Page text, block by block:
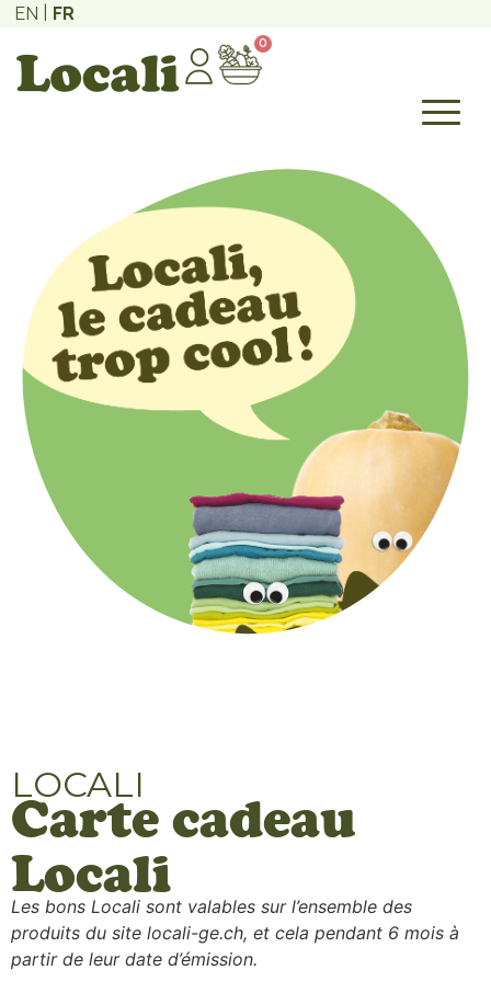
EN FR
0
LOCALI
Carte cadeau
Locali
Les bons Locali sont valables sur l’ensemble des
produits du site locali-ge.ch, et cela pendant 6 mois à
partir de leur date d’émission.